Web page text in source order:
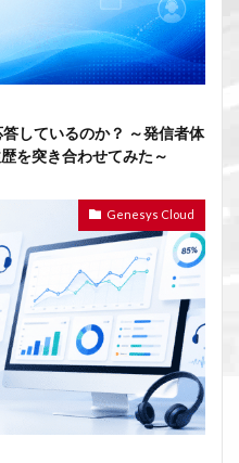
しているのか？ ～発信者体
を突き合わせてみた～
Genesys Cloud